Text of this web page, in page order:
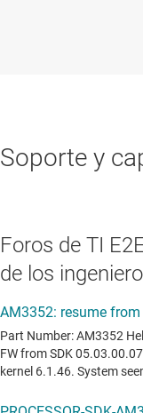
Soporte y
Foros de TI
de los